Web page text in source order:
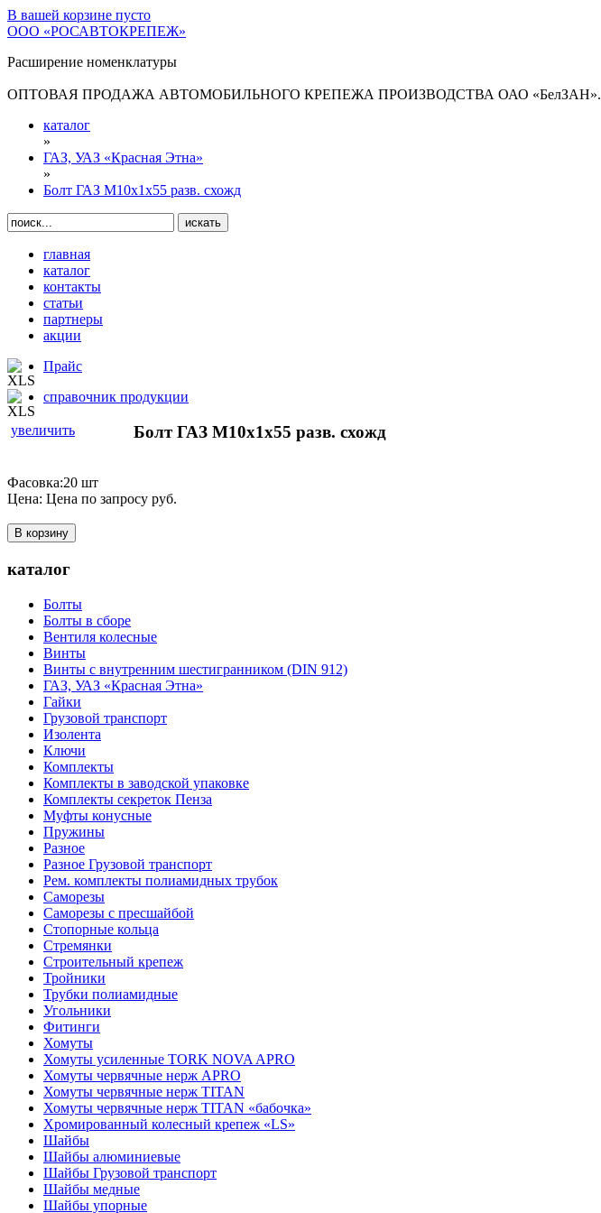
В вашей корзине пусто
ООО «РОСАВТОКРЕПЕЖ»
Расширение номенклатуры
ОПТОВАЯ ПРОДАЖА АВТОМОБИЛЬНОГО КРЕПЕЖА ПРОИЗВОДСТВА ОАО «БелЗАН».
каталог
»
ГАЗ, УАЗ «Красная Этна»
»
Болт ГАЗ М10х1х55 разв. схожд
главная
каталог
контакты
статьи
партнеры
акции
Прайс
справочник продукции
увеличить Болт ГАЗ М10х1х55 разв. схожд
Фасовка:20 шт
Цена: Цена по запросу руб.
В корзину
каталог
Болты
Болты в сборе
Вентиля колесные
Винты
Винты с внутренним шестигранником (DIN 912)
ГАЗ, УАЗ «Красная Этна»
Гайки
Грузовой транспорт
Изолента
Ключи
Комплекты
Комплекты в заводской упаковке
Комплекты секреток Пенза
Муфты конусные
Пружины
Разное
Разное Грузовой транспорт
Рем. комплекты полиамидных трубок
Саморезы
Саморезы с пресшайбой
Стопорные кольца
Стремянки
Строительный крепеж
Тройники
Трубки полиамидные
Угольники
Фитинги
Хомуты
Хомуты усиленные TORK NOVA APRO
Хомуты червячные нерж APRO
Хомуты червячные нерж TITAN
Хомуты червячные нерж TITAN «бабочка»
Хромированный колесный крепеж «LS»
Шайбы
Шайбы алюминиевые
Шайбы Грузовой транспорт
Шайбы медные
Шайбы упорные